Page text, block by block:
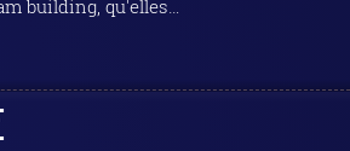
building, qu'elles